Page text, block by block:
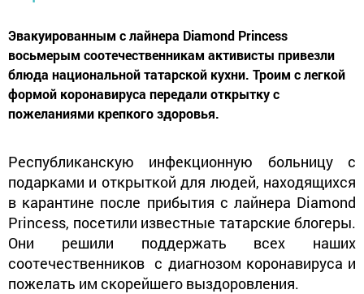
Эвакуированным с лайнера Diamond Princess
восьмерым соотечественникам активисты привезли
блюда национальной татарской кухни. Троим с легкой
формой коронавируса передали открытку с
пожеланиями крепкого здоровья.
Республиканскую инфекционную больницу с
подарками и открыткой для людей, находящихся
в карантине после прибытия с лайнера Diamond
Princess, посетили известные татарские блогеры.
Они решили поддержать всех наших
соотечественников с диагнозом коронавируса и
пожелать им скорейшего выздоровления.